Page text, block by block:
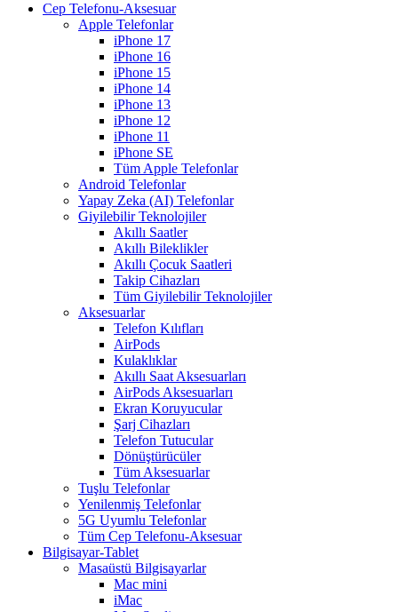
Cep Telefonu-Aksesuar
Apple Telefonlar
iPhone 17
iPhone 16
iPhone 15
iPhone 14
iPhone 13
iPhone 12
iPhone 11
iPhone SE
Tüm Apple Telefonlar
Android Telefonlar
Yapay Zeka (AI) Telefonlar
Giyilebilir Teknolojiler
Akıllı Saatler
Akıllı Bileklikler
Akıllı Çocuk Saatleri
Takip Cihazları
Tüm Giyilebilir Teknolojiler
Aksesuarlar
Telefon Kılıfları
AirPods
Kulaklıklar
Akıllı Saat Aksesuarları
AirPods Aksesuarları
Ekran Koruyucular
Şarj Cihazları
Telefon Tutucular
Dönüştürücüler
Tüm Aksesuarlar
Tuşlu Telefonlar
Yenilenmiş Telefonlar
5G Uyumlu Telefonlar
Tüm Cep Telefonu-Aksesuar
Bilgisayar-Tablet
Masaüstü Bilgisayarlar
Mac mini
iMac